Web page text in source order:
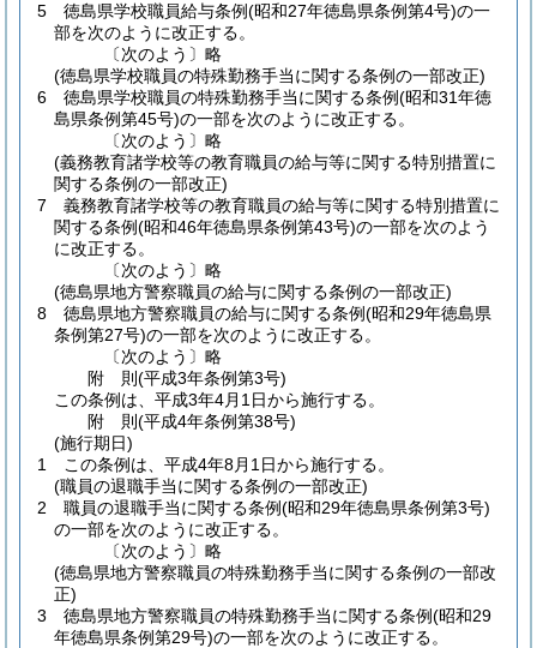
5
徳島県学校職員給与条例(昭和27年徳島県条例第4号)の一
部を次のように改正する。
〔次のよう〕略
(徳島県学校職員の特殊勤務手当に関する条例の一部改正)
6
徳島県学校職員の特殊勤務手当に関する条例(昭和31年徳
島県条例第45号)の一部を次のように改正する。
〔次のよう〕略
(義務教育諸学校等の教育職員の給与等に関する特別措置に
関する条例の一部改正)
7
義務教育諸学校等の教育職員の給与等に関する特別措置に
関する条例(昭和46年徳島県条例第43号)の一部を次のよう
に改正する。
〔次のよう〕略
(徳島県地方警察職員の給与に関する条例の一部改正)
8
徳島県地方警察職員の給与に関する条例(昭和29年徳島県
条例第27号)の一部を次のように改正する。
〔次のよう〕略
附 則(平成3年条例第3号)
この条例は、平成3年4月1日から施行する。
附 則(平成4年条例第38号)
(施行期日)
1
この条例は、平成4年8月1日から施行する。
(職員の退職手当に関する条例の一部改正)
2
職員の退職手当に関する条例(昭和29年徳島県条例第3号)
の一部を次のように改正する。
〔次のよう〕略
(徳島県地方警察職員の特殊勤務手当に関する条例の一部改
正)
3
徳島県地方警察職員の特殊勤務手当に関する条例(昭和29
年徳島県条例第29号)の一部を次のように改正する。